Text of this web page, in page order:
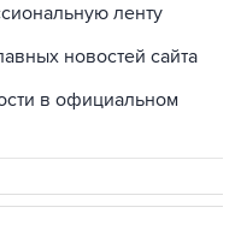
ленту
новостей сайта
в официальном